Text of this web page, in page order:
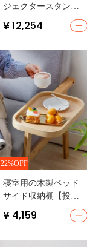
ジェクタースタンド
【アルミ合金製・ベ
ッドサイド収納・壁
¥ 12,254
22%OFF
寝室用の木製ベッド
サイド収納棚【投影
要・創造的なデザイ
¥ 4,159